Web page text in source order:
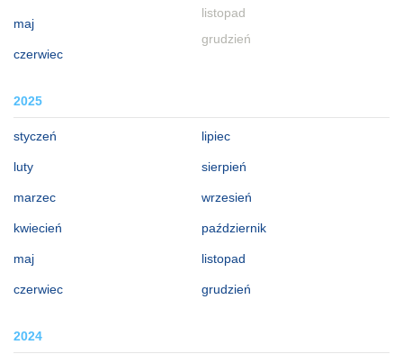
maj
czerwiec
listopad
grudzień
2025
styczeń
luty
marzec
kwiecień
maj
czerwiec
lipiec
sierpień
wrzesień
październik
listopad
grudzień
2024